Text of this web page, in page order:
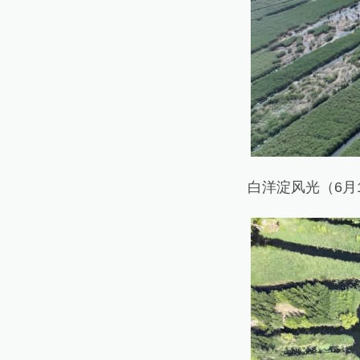
白洋淀风光（6月